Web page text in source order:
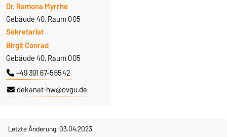
Dr. Ramona Myrrhe
Gebäude 40, Raum 005
Sekretariat
Birgit Conrad
Gebäude 40, Raum 005
+49 391 67-56542
dekanat-hw@ovgu.de
Letzte Änderung: 03.04.2023